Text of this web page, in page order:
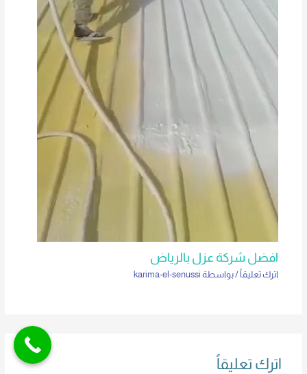
افضل شركة عزل بالرياض
اترك تعليقاً / بواسطة karima-el-senussi
اترك تعليقاً